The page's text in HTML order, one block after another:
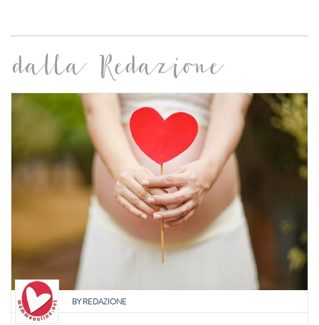
dalla Redazione
BYREDAZIONE